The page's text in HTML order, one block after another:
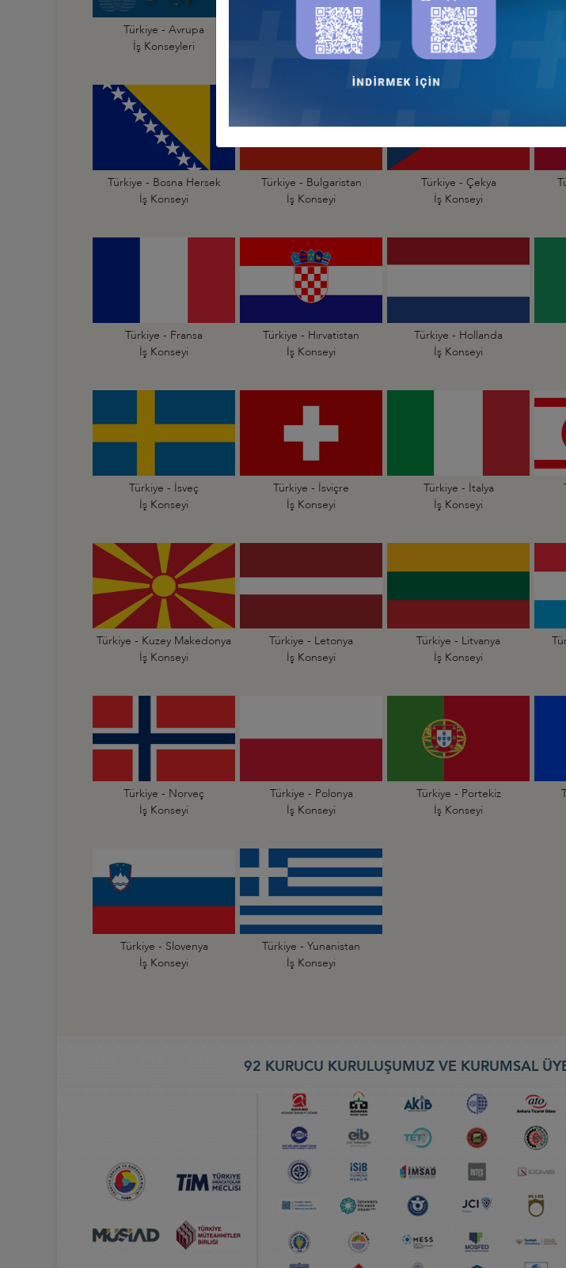
Türkiye - Avrupa
İş Konseyleri
Türkiye - Almanya
İş Konseyi
Türkiye - Arnavutluk
İş Konseyi
Türkiye - Bosna Hersek
İş Konseyi
Türkiye - Bulgaristan
İş Konseyi
Türkiye - Çekya
İş Konseyi
Türkiye - Fransa
İş Konseyi
Türkiye - Hırvatistan
İş Konseyi
Türkiye - Hollanda
İş Konseyi
Türkiye - İsveç
İş Konseyi
Türkiye - İsviçre
İş Konseyi
Türkiye - İtalya
İş Konseyi
Türkiye - Kuzey Makedonya
İş Konseyi
Türkiye - Letonya
İş Konseyi
Türkiye - Litvanya
İş Konseyi
Türkiye - Norveç
İş Konseyi
Türkiye - Polonya
İş Konseyi
Türkiye - Portekiz
İş Konseyi
Türkiye - Slovenya
İş Konseyi
Türkiye - Yunanistan
İş Konseyi
92 KURUCU KURULUŞUMUZ VE KURUMSAL